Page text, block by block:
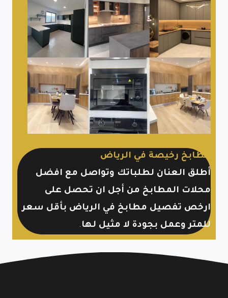
مطابخ رخيصة في الرياض
أطلق العنان لطلباتك وتواصل مع افضل
محلات المطابخ من أجل ان تحصل على
ارخص تفصيل مطابخ في الرياض بأقل سعر
للمتر وعمل بجودة لا مثيل لها .